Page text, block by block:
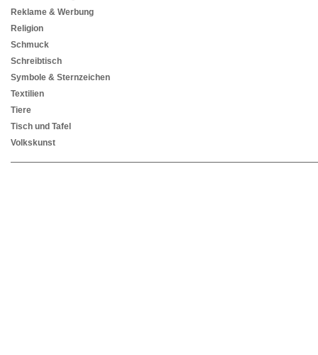
Reklame & Werbung
Religion
Schmuck
Schreibtisch
Symbole & Sternzeichen
Textilien
Tiere
Tisch und Tafel
Volkskunst